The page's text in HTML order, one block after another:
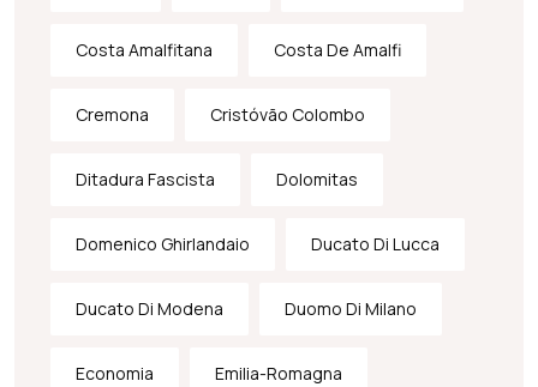
Costa Amalfitana Costa De Amalfi
Cremona Cristóvão Colombo
Ditadura Fascista Dolomitas
Domenico Ghirlandaio Ducato Di Lucca
Ducato Di Modena Duomo Di Milano
Economia Emilia-Romagna